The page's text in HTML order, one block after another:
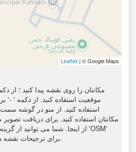
Leaflet | © Google Maps
مکانتان را روی نقشه پیدا کنید ؛ از
موقعیت استفاده کنید. از دکمه ' -'
استفاده کنید. از منو در گوشه
مکانتان استفاده کنید. برای دریافت
برای ترجیحات نقشه های مختلف استفاده کنید.